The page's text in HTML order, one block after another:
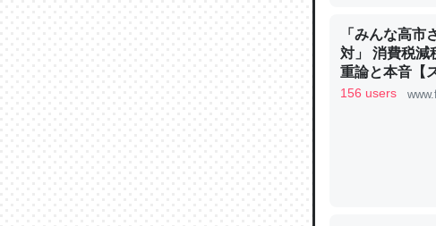
論文では「淡
は」とあって
─ニュース :: 【
「みんな高市
対」 消費税
重論と本音【
イン
156 users